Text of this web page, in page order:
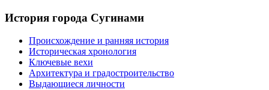
История города Сугинами
Происхождение и ранняя история
Историческая хронология
Ключевые вехи
Архитектура и градостроительство
Выдающиеся личности